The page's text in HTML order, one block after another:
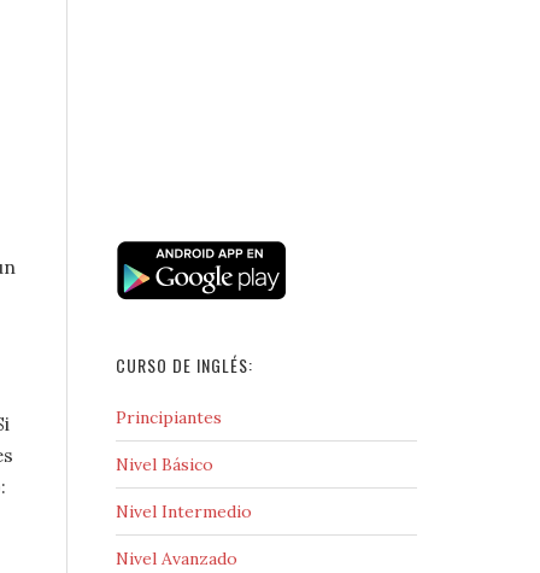
CURSO DE INGLÉS:
Principiantes
Nivel Básico
Nivel Intermedio
Nivel Avanzado